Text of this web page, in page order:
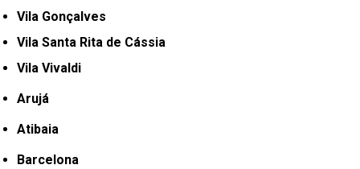
Vila Gonçalves
Vila Santa Rita de Cássia
Vila Vivaldi
Arujá
Atibaia
Barcelona